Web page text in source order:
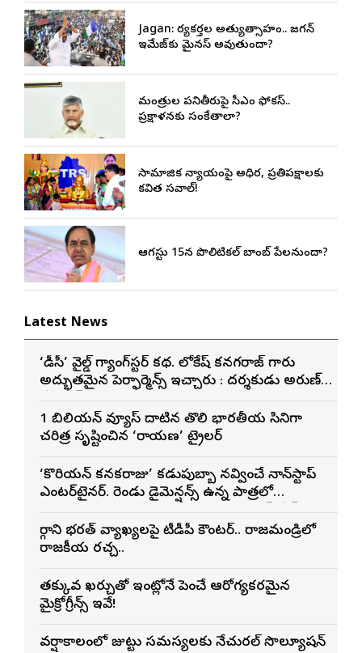
Jagan: కార్యకర్తల అత్యుత్సాహం.. జగన్
ఇమేజ్‌కు మైనస్ అవుతుందా?
మంత్రుల పనితీరుపై సీఎం ఫోకస్..
ప్రక్షాళనకు సంకేతాలా?
సామాజిక న్యాయంపై అధికార, ప్రతిపక్షాలకు
కవిత సవాల్!
ఆగస్టు 15న పొలిటికల్ బాంబ్ పేలనుందా?
Latest News
‘డీసీ’ వైల్డ్ గ్యాంగ్‌స్టర్ కథ. లోకేష్ కనగరాజ్ గారు
అద్భుతమైన పెర్ఫార్మెన్స్ ఇచ్చారు : దర్శకుడు అరుణ్
1 బిలియన్ వ్యూస్ దాటిన తొలి భారతీయ సినిమాగా
చరిత్ర సృష్టించిన ‘రామాయణ’ ట్రైలర్
‘కొరియన్ కనకరాజు’ కడుపుబ్బా నవ్వించే నాన్‌స్టాప్
ఎంటర్‌టైనర్. రెండు డైమెన్షన్స్ ఉన్న పాత్రలో
మార్గాని భరత్ వ్యాఖ్యలపై టీడీపీ కౌంటర్.. రాజమండ్రిలో
రాజకీయ రచ్చ..
తక్కువ ఖర్చుతో ఇంట్లోనే పెంచే ఆరోగ్యకరమైన
మైక్రోగ్రీన్స్ ఇవే!
వర్షాకాలంలో జుట్టు సమస్యలకు నేచురల్ సొల్యూషన్